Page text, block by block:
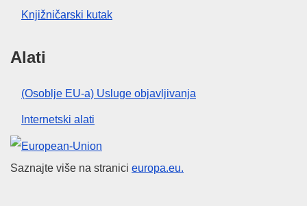
Knjižničarski kutak
Alati
(Osoblje EU-a) Usluge objavljivanja
Internetski alati
Europska unija
Saznajte više na stranici europa.eu.